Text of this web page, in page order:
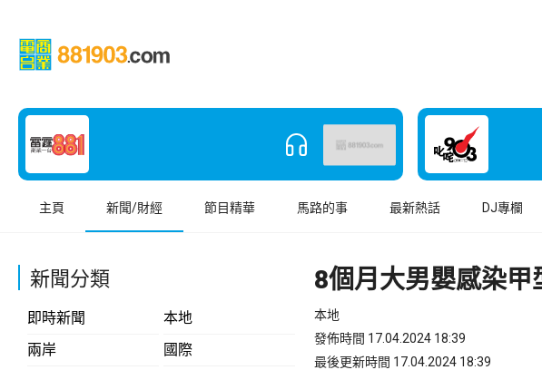
主頁 新聞/財經 節目精華 馬路的事 最新熱話 DJ專欄
新聞分類
即時新聞
本地
兩岸
國際
8個月大男嬰感染
本地
發佈時間 17.04.2024 18:39
最後更新時間 17.04.2024 18:39